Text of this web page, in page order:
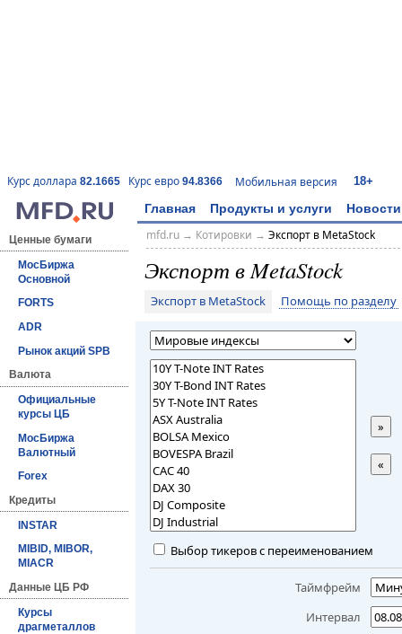
Курс доллара 82.1665 Курс евро 94.8366 Мобильная версия 18+
Главная Продукты и услуги Новости
Ценные бумаги
МосБиржа
Основной
FORTS
ADR
Рынок акций SPB
Валюта
Официальные
курсы ЦБ
МосБиржа
Валютный
Forex
Кредиты
INSTAR
MIBID, MIBOR,
MIACR
Данные ЦБ РФ
Курсы
драгметаллов
mfd.ru→ Котировки → Экспорт в MetaStock
Экспорт в MetaStock
Экспорт в MetaStock Помощь по разделу
»
«
Выбор тикеров с переименованием
Таймфрейм
Интервал